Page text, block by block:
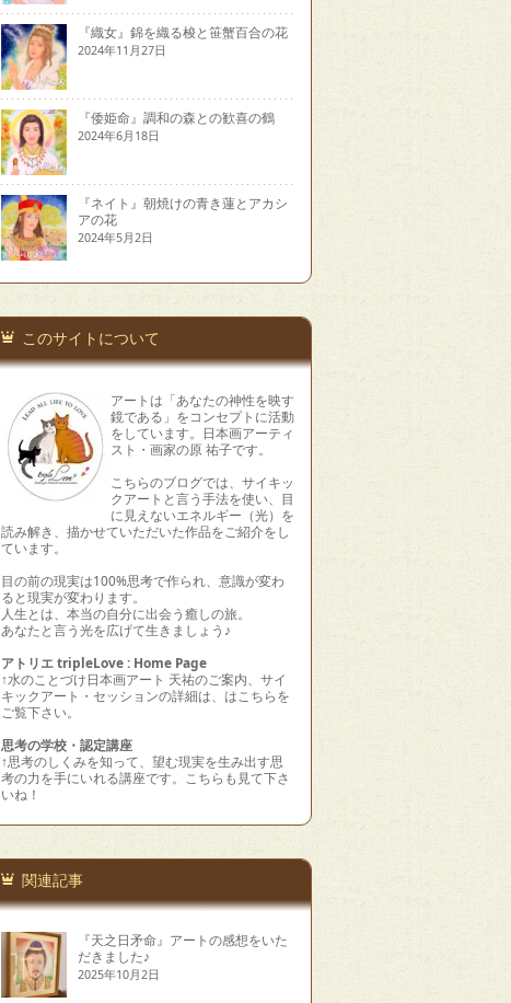
『織女』錦を織る梭と笹蟹百合の花
2024年11月27日
『倭姫命』調和の森との歓喜の鶴
2024年6月18日
『ネイト』朝焼けの青き蓮とアカシ
アの花
2024年5月2日
このサイトについて
アートは「あなたの神性を映す
鏡である」をコンセプトに活動
をしています。日本画アーティ
スト・画家の原 祐子です。
こちらのブログでは、サイキッ
クアートと言う手法を使い、目
に見えないエネルギー（光）を
読み解き、描かせていただいた作品をご紹介をし
ています。
目の前の現実は100%思考で作られ、意識が変わ
ると現実が変わります。
人生とは、本当の自分に出会う癒しの旅。
あなたと言う光を広げて生きましょう♪
アトリエ tripleLove : Home Page
↑水のことづけ日本画アート 天祐のご案内、サイ
キックアート・セッションの詳細は、はこちらを
ご覧下さい。
思考の学校・認定講座
↑思考のしくみを知って、望む現実を生み出す思
考の力を手にいれる講座です。こちらも見て下さ
いね！
関連記事
『天之日矛命』アートの感想をいた
だきました♪
2025年10月2日